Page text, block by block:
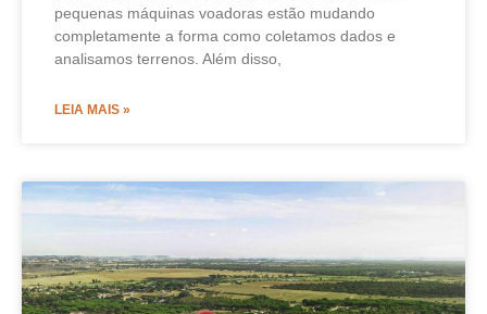
pequenas máquinas voadoras estão mudando
completamente a forma como coletamos dados e
analisamos terrenos. Além disso,
LEIA MAIS »